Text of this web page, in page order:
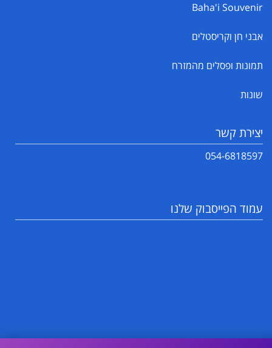
Baha'i Souvenir
אבני חן וקריסטלים
תמונות ופסלים מהמזרח
שונות
יצירת קשר
054-6818597
עמוד הפייסבוק שלנו